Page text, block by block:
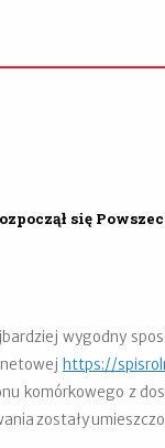
się
wygodny
https://
komórkowego z
zostały